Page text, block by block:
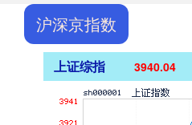
沪深京指数
上证综指 3940.04